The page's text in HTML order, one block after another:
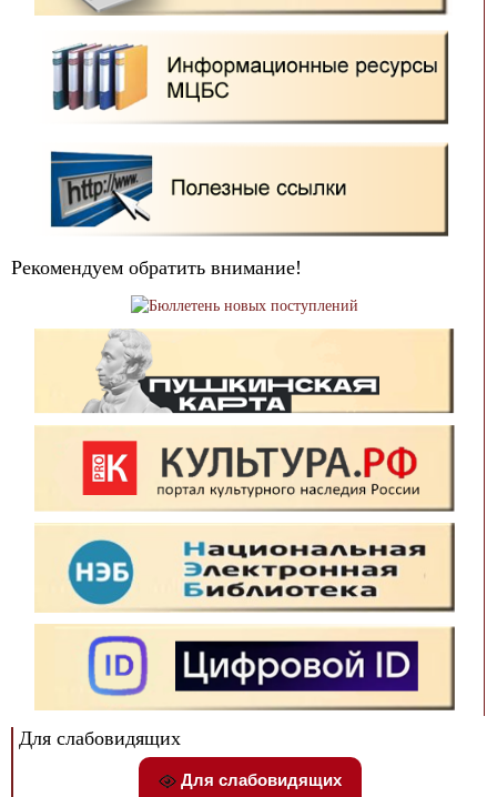
Рекомендуем обратить внимание!
Для слабовидящих
Для слабовидящих